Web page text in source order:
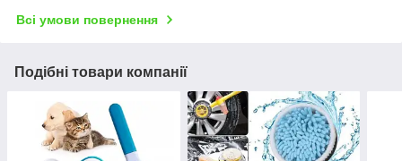
Всі умови повернення
Подібні товари компанії